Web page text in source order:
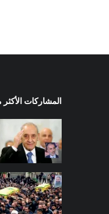
المشاركات